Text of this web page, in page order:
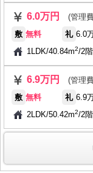
6.0万円
(管理
敷 無料 礼 6.0
1LDK/40.84m2/2階
6.9万円
(管理
敷 無料 礼 6.9
2LDK/50.42m2/2階